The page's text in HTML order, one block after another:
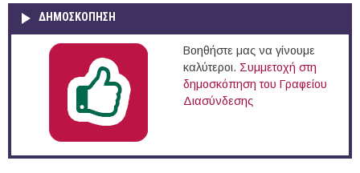
ΔΗΜΟΣΚΌΠΗΣΗ
Βοηθήστε μας να γίνουμε
καλύτεροι. Συμμετοχή στη
δημοσκόπηση του Γραφείου
Διασύνδεσης